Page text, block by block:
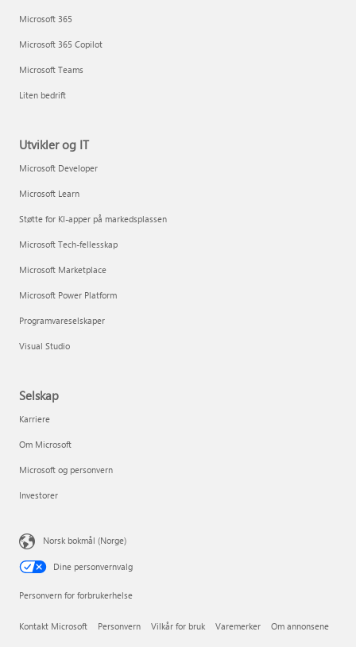
Microsoft 365
Microsoft 365 Copilot
Microsoft Teams
Liten bedrift
Utvikler og IT
Microsoft Developer
Microsoft Learn
Støtte for KI-apper på markedsplassen
Microsoft Tech-fellesskap
Microsoft Marketplace
Microsoft Power Platform
Programvareselskaper
Visual Studio
Selskap
Karriere
Om Microsoft
Microsoft og personvern
Investorer
Norsk bokmål (Norge)
Dine personvernvalg
Personvern for forbrukerhelse
Kontakt Microsoft Personvern Vilkår for bruk Varemerker Om annonsene